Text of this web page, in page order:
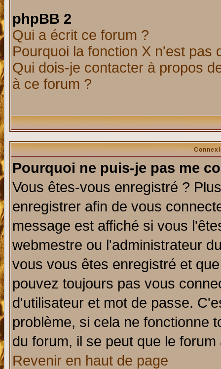
phpBB 2
Qui a écrit ce forum ?
Pourquoi la fonction X n'est pas
Qui dois-je contacter à propos
à ce forum ?
Pourquoi ne puis-je pas me
Vous êtes-vous enregistré ?
enregistrer afin de vous
message est affiché si vous
webmestre ou l'administrateur
vous vous êtes enregistré et
pouvez toujours pas vous
d'utilisateur et mot de passe.
problème, si cela ne fonctionne
du forum, il se peut que le
Revenir en haut de page